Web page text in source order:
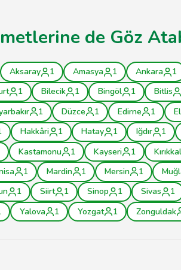
de Göz
Aksaray 1 Amasya 1 Ankara 1
1 Bilecik 1 Bingöl 1 Bitlis
1 Düzce 1 Edirne 1
Hakkâri 1 Hatay 1 Iğdır 1
Kastamonu 1 Kayseri 1
1 Mardin 1 Mersin 1
1 Siirt 1 Sinop 1 Sivas 1
Yalova 1 Yozgat 1 Zonguldak